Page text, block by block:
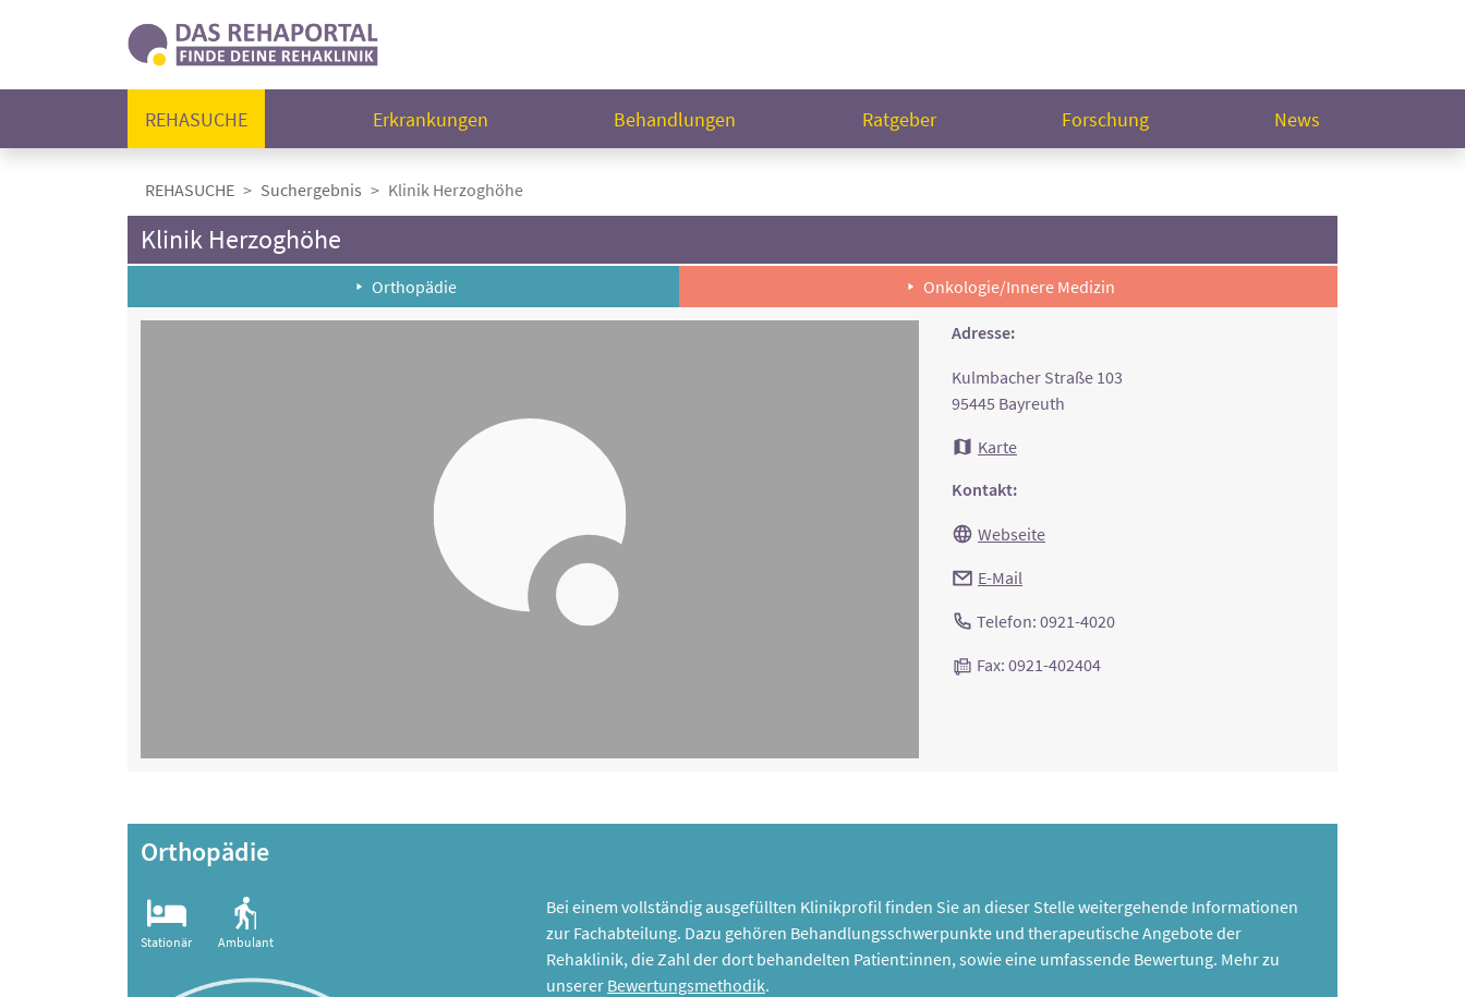
REHASUCHE Erkrankungen Behandlungen Ratgeber Forschung News
REHASUCHE Suchergebnis Klinik Herzoghöhe
Klinik Herzoghöhe
Orthopädie Onkologie/Innere Medizin
Adresse:
Kulmbacher Straße 103
95445 Bayreuth
Karte
Kontakt:
Webseite
E-Mail
Telefon: 0921-4020
Fax: 0921-402404
Orthopädie
Stationär Ambulant
Bei einem vollständig ausgefüllten Klinikprofil finden Sie an dieser Stelle weitergehende Informationen
zur Fachabteilung. Dazu gehören Behandlungsschwerpunkte und therapeutische Angebote der
Rehaklinik, die Zahl der dort behandelten Patient:innen, sowie eine umfassende Bewertung. Mehr zu
unserer Bewertungsmethodik.